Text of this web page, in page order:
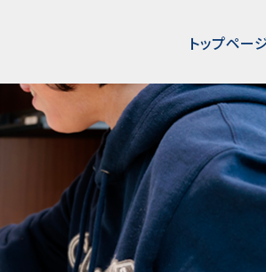
トップペー